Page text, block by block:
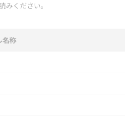
みください。
名称